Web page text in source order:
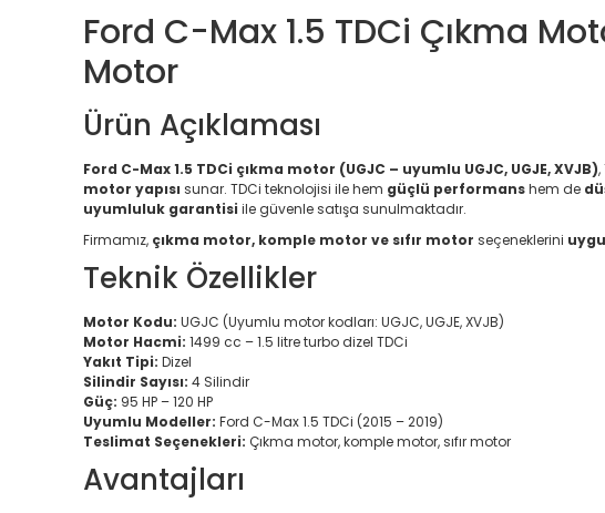
Ford C-Max 1.5 TDCi Çıkma
Motor
Ürün Açıklaması
Ford C-Max 1.5 TDCi çıkma motor (UGJC – uyumlu UGJC, UGJE, XVJB)
motor yapısı sunar. TDCi teknolojisi ile hem güçlü performanshem de
uyumluluk garantisi ile güvenle satışa sunulmaktadır.
Firmamız, çıkma motor, komple motor ve sıfır motor seçeneklerini
Teknik Özellikler
Motor Kodu: UGJC (Uyumlu motor kodları: UGJC, UGJE, XVJB)
Motor Hacmi: 1499 cc – 1.5 litre turbo dizel TDCi
Yakıt Tipi: Dizel
Silindir Sayısı: 4 Silindir
Güç: 95 HP – 120 HP
Uyumlu Modeller: Ford C-Max 1.5 TDCi (2015 – 2019)
Teslimat Seçenekleri: Çıkma motor, komple motor, sıfır motor
Avantajları